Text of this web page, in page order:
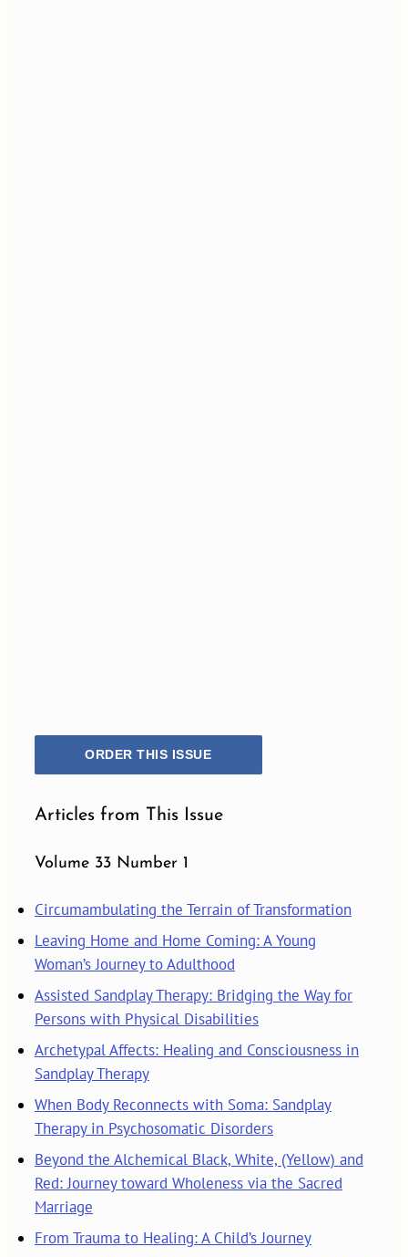
ORDER THIS ISSUE
Articles from This Issue
Volume 33 Number 1
Circumambulating the Terrain of Transformation
Leaving Home and Home Coming: A Young
Woman’s Journey to Adulthood
Assisted Sandplay Therapy: Bridging the Way for
Persons with Physical Disabilities
Archetypal Affects: Healing and Consciousness in
Sandplay Therapy
When Body Reconnects with Soma: Sandplay
Therapy in Psychosomatic Disorders
Beyond the Alchemical Black, White, (Yellow) and
Red: Journey toward Wholeness via the Sacred
Marriage
From Trauma to Healing: A Child’s Journey